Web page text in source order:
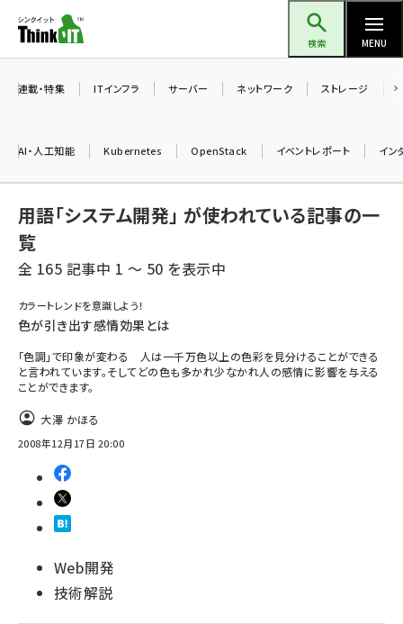
ン
ツ
検索 MENU
iot女子会 (2295)
北海道をのんびり旅する晴山佳須夫のヒント集！ (2050)
drupal (1966)
genai (1494)
ai crunch (1365)
連載・特集 ITインフラ サーバー ネットワーク ストレージ
AI・人工知能 Kubernetes OpenStack イベントレポート イン
用語「システム開発」 が使われている記事の一
覧
全 165 記事中 1 ～ 50 を表示中
カラートレンドを意識しよう！
色が引き出す感情効果とは
「色調」で印象が変わる 人は一千万色以上の色彩を見分けることができる
と言われています。そしてどの色も多かれ少なかれ人の感情に影響を与える
ことができます。
大澤 かほる
2008年12月17日 20:00
Web開発
技術解説